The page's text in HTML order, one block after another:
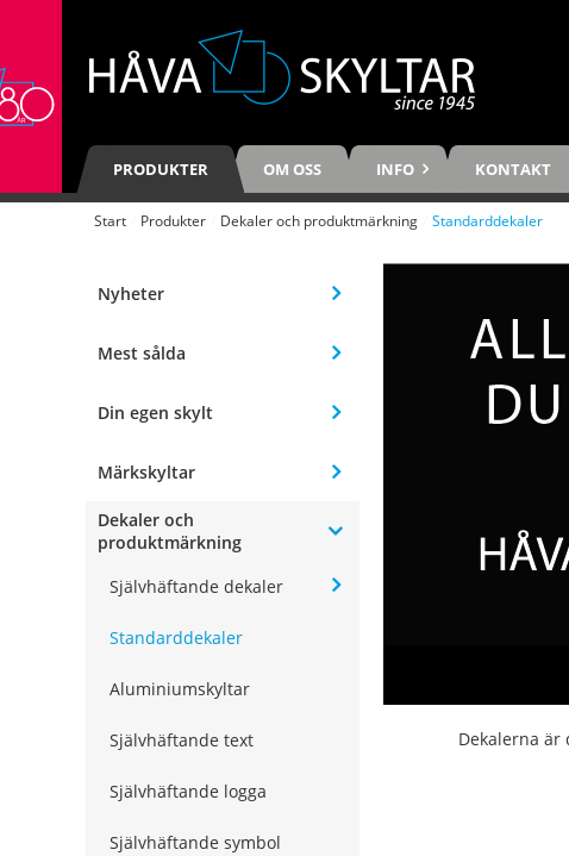
PRODUKTER OM OSS INFO KONTAKT
Start Produkter Dekaler och produktmärkning Standarddekaler
Nyheter
Mest sålda
Din egen skylt
Märkskyltar
Dekaler och
produktmärkning
Självhäftande dekaler
Standarddekaler
Aluminiumskyltar
Självhäftande text
Självhäftande logga
Självhäftande symbol
Dekalerna